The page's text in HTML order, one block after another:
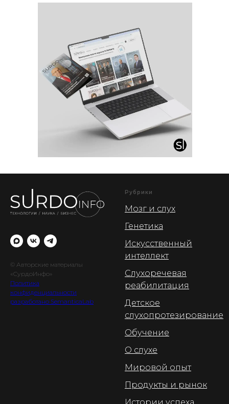
© Авторские материалы
«СурдоИнфо»
Политика
конфиденциальности
разработано SemanticaLab
Рубрики
Мозг и слух
Генетика
Искусственный
интеллект
Слухоречевая
реабилитация
Детское
слухопротезирование
Обучение
О слухе
Мировой опыт
Продукты и рынок